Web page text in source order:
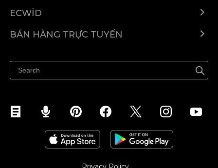
ECWID
Trung tâm trợ giúp
BÁN HÀNG TRỰC TUYẾN
Quảng bá ở bất cứ đâu
Kiểm soát mọi thứ